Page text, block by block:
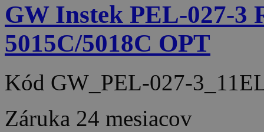
GW Instek PEL-027-
5015C/5018C OPT
Kód GW_PEL-027-
Záruka 24 mesiacov